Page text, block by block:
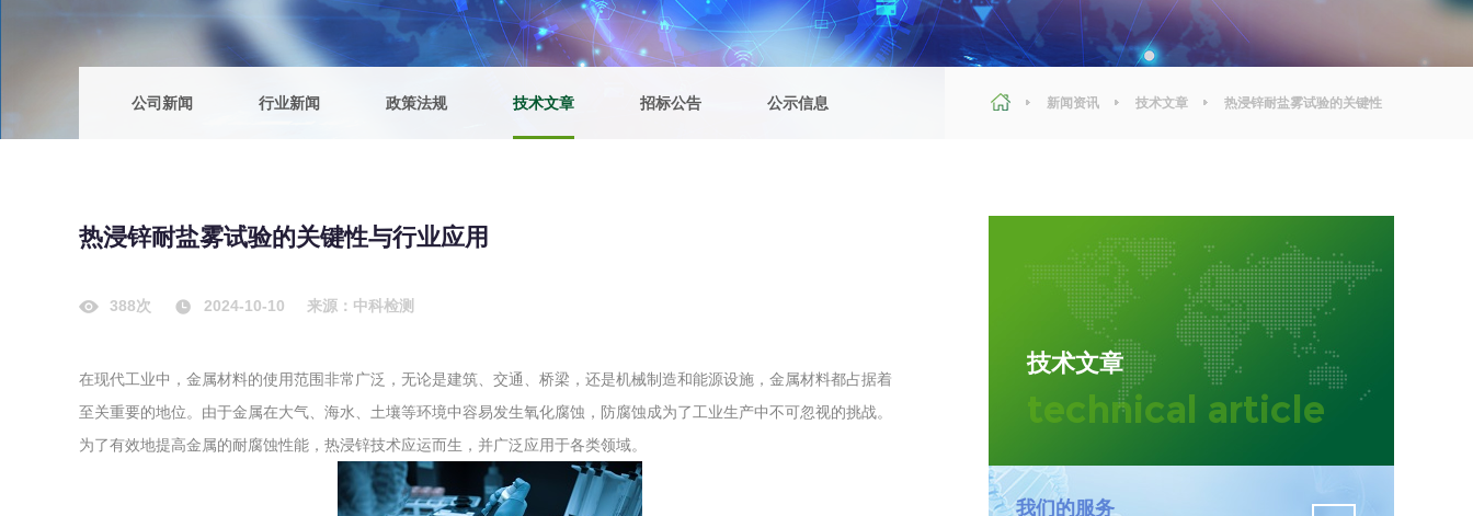
建筑材料
农副产品
专项服务
综合检测
耕地质量评价 矿山资源调查 危险废物鉴别 危废鉴定
场地调查 环境风险评估 农用地土壤调查 更多
清洁生产审核 更多
测绘测量
地理信息系统 不动产测绘 轨道交通变形监测
环保工程
在线咨询
空气净化检测
公共卫生检测
涉水产品检测
放射卫生检测
水资源检测
毒理检测
公司新闻 行业新闻 政策法规 技术文章 招标公告 公示信息 新闻资讯 技术文章 热浸锌耐盐雾试验的关键性
热浸锌耐盐雾试验的关键性与行业应用
388次 2024-10-10 来源：中科检测
在现代工业中，金属材料的使用范围非常广泛，无论是建筑、交通、桥梁，还是机械制造和能源设施，金属材料都占据着
至关重要的地位。由于金属在大气、海水、土壤等环境中容易发生氧化腐蚀，防腐蚀成为了工业生产中不可忽视的挑战。
为了有效地提高金属的耐腐蚀性能，热浸锌技术应运而生，并广泛应用于各类领域。
技术文章
technical article
我们的服务